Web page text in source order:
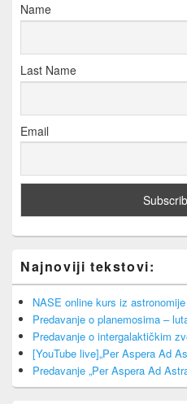
Name
Last Name
Email
Najnoviji tekstovi:
NASE online kurs iz
Predavanje o planemosima –
Predavanje o intergalaktičkim
[YouTube live]„Per Aspera Ad
Predavanje „Per Aspera Ad